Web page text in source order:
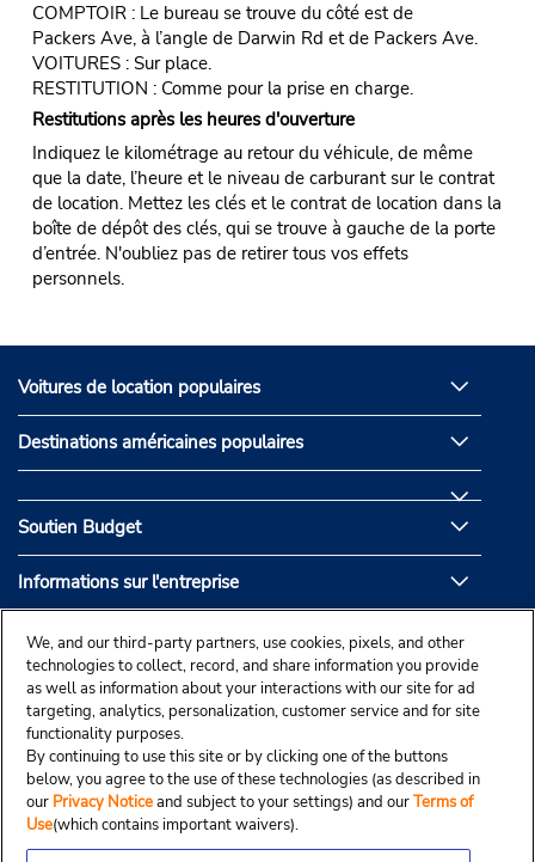
COMPTOIR : Le bureau se trouve du côté est de
Packers Ave, à l’angle de Darwin Rd et de Packers Ave.
VOITURES : Sur place.
RESTITUTION : Comme pour la prise en charge.
Restitutions après les heures d'ouverture
Indiquez le kilométrage au retour du véhicule, de même
que la date, l’heure et le niveau de carburant sur le contrat
de location. Mettez les clés et le contrat de location dans la
boîte de dépôt des clés, qui se trouve à gauche de la porte
d’entrée. N'oubliez pas de retirer tous vos effets
personnels.
Voitures de location populaires
Destinations américaines populaires
Soutien Budget
Informations sur l'entreprise
Partenaires de Budget
We, and our third-party partners, use cookies, pixels, and other
technologies to collect, record, and share information you provide
as well as information about your interactions with our site for ad
targeting, analytics, personalization, customer service and for site
functionality purposes.
By continuing to use this site or by clicking one of the buttons
below, you agree to the use of these technologies (as described in
our Privacy Noticeand subject to your settings) and ourTerms of
Use(which contains important waivers).